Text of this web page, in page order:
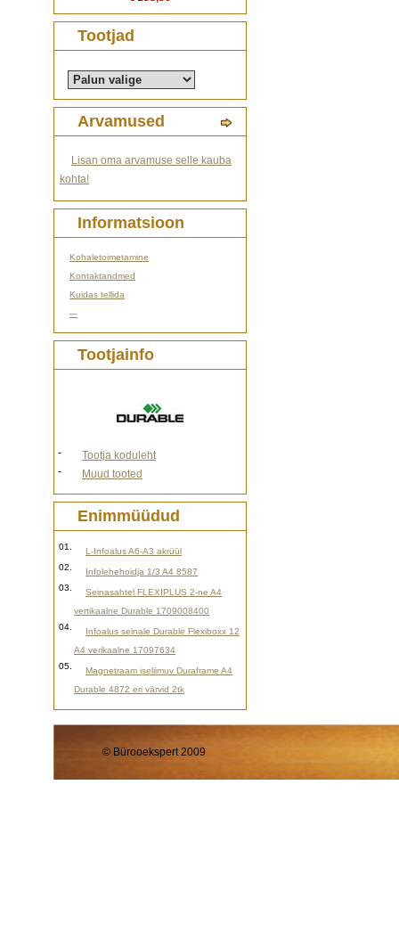
Tootjad
Arvamused
Lisan oma arvamuse selle kauba
kohta!
Informatsioon
Kohaletoimetamine
Kontaktandmed
Kuidas tellida
---
Tootjainfo
-
Tootja koduleht
-
Muud tooted
Enimmüüdud
01.
L-Infoalus A6-A3 akrüül
02.
Infolehehoidja 1/3 A4 8587
03.
Seinasahtel FLEXIPLUS 2-ne A4
vertikaalne Durable 1709008400
04.
Infoalus seinale Durable Flexiboxx 12
A4 verikaalne 17097634
05.
Magnetraam iseliimuv Duraframe A4
Durable 4872 eri värvid 2tk
© Bürooekspert 2009